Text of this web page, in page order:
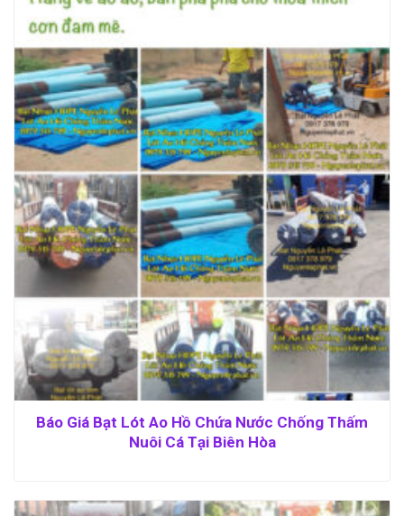
Báo Giá Bạt Lót Ao Hồ Chứa Nước Chống Thấm
Nuôi Cá Tại Biên Hòa